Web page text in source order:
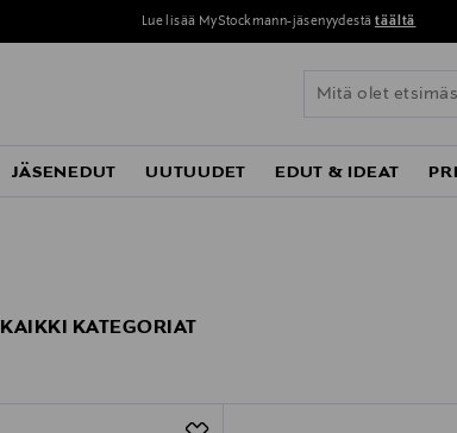
Lue lisää MyStockmann-jäsenyydestä täältä
JÄSENEDUT UUTUUDET EDUT & IDEAT
KATEGORIAT